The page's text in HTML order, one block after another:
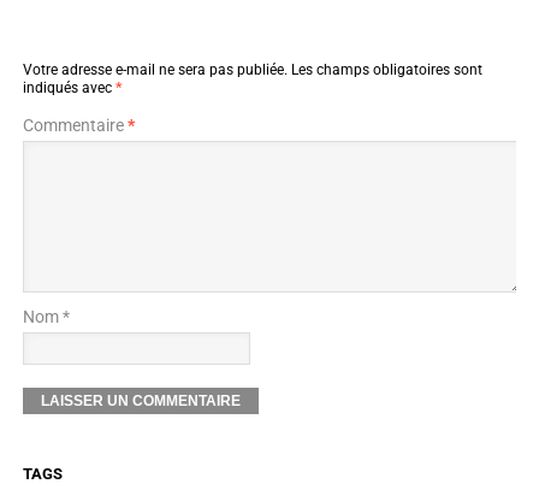
Votre adresse e-mail ne sera pas publiée. Les champs obligatoires sont
indiqués avec *
Commentaire*
Nom *
TAGS